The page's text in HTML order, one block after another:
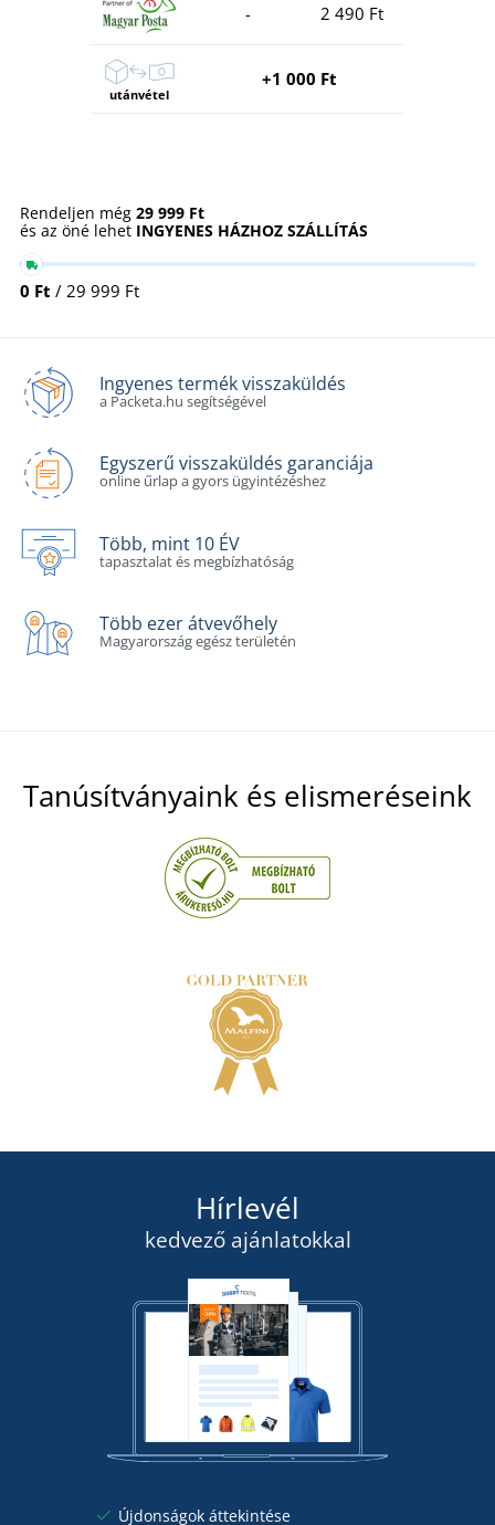
- 2 490 Ft
utánvétel
+1 000 Ft
Rendeljen még 29 999 Ft
és az öné lehet INGYENES HÁZHOZ SZÁLLÍTÁS
0 Ft / 29 999 Ft
Ingyenes termék visszaküldés
a Packeta.hu segítségével
Egyszerű visszaküldés garanciája
online űrlap a gyors ügyintézéshez
Több, mint 10 ÉV
tapasztalat és megbízhatóság
Több ezer átvevőhely
Magyarország egész területén
Tanúsítványaink és elismeréseink
Hírlevél
kedvező ajánlatokkal
Újdonságok áttekintése